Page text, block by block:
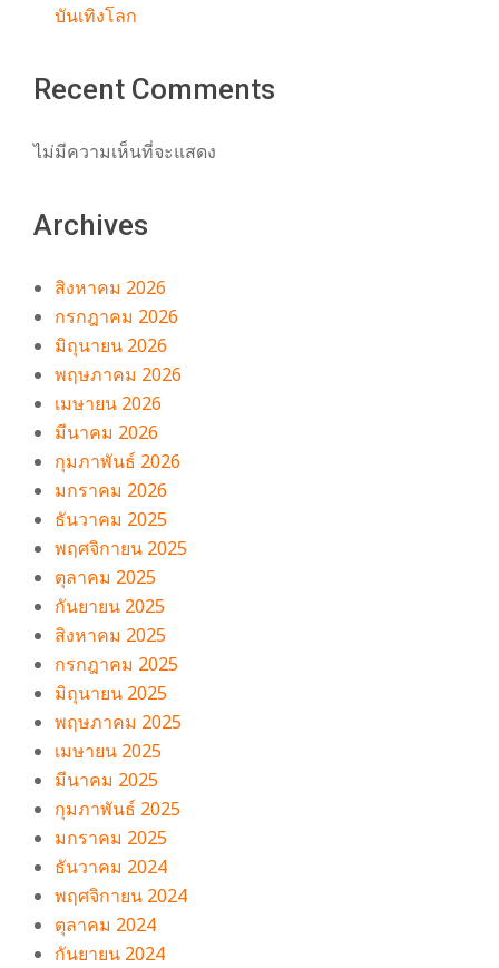
บันเทิงโลก
Recent Comments
ไม่มีความเห็นที่จะแสดง
Archives
สิงหาคม 2026
กรกฎาคม 2026
มิถุนายน 2026
พฤษภาคม 2026
เมษายน 2026
มีนาคม 2026
กุมภาพันธ์ 2026
มกราคม 2026
ธันวาคม 2025
พฤศจิกายน 2025
ตุลาคม 2025
กันยายน 2025
สิงหาคม 2025
กรกฎาคม 2025
มิถุนายน 2025
พฤษภาคม 2025
เมษายน 2025
มีนาคม 2025
กุมภาพันธ์ 2025
มกราคม 2025
ธันวาคม 2024
พฤศจิกายน 2024
ตุลาคม 2024
กันยายน 2024